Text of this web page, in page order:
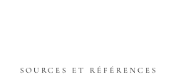
SOURCES ET RÉFÉRENCES